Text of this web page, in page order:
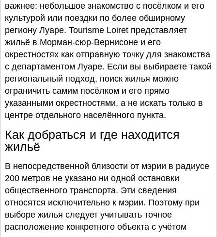
важнее: небольшое знакомство с посёлком и его
культурой или поездки по более обширному
региону Луаре. Tourisme Loiret представляет
жильё в Морман-сюр-Вернисоне и его
окрестностях как отправную точку для знакомства
с департаментом Луаре. Если вы выбираете такой
региональный подход, поиск жилья можно
ограничить самим посёлком и его прямо
указанными окрестностями, а не искать только в
центре отдельного населённого пункта.
Как добраться и где находится
жильё
В непосредственной близости от мэрии в радиусе
200 метров не указано ни одной остановки
общественного транспорта. Эти сведения
относятся исключительно к мэрии. Поэтому при
выборе жилья следует учитывать точное
расположение конкретного объекта с учётом